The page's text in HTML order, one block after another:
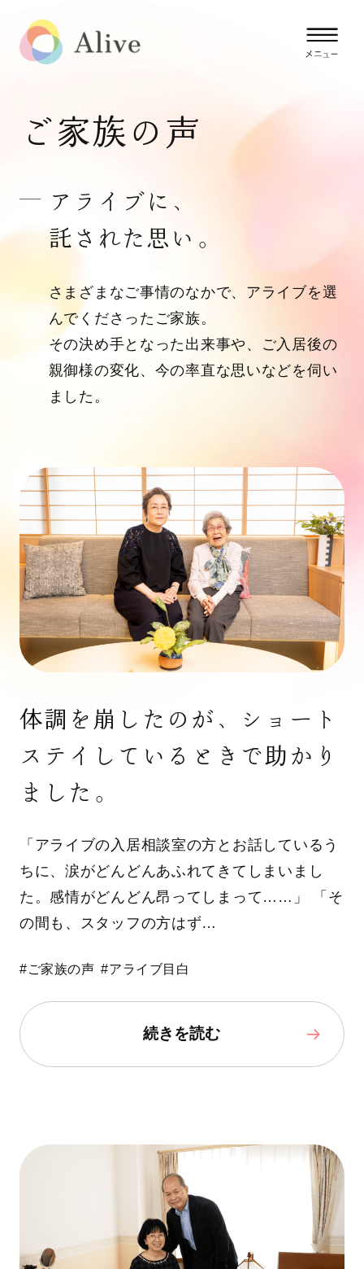
ご家族の声
アライブに、
託された思い。
さまざまなご事情のなかで、アライブを選
んでくださったご家族。
その決め手となった出来事や、ご入居後の
親御様の変化、今の率直な思いなどを伺い
ました。
体調を崩したのが、ショート
ステイしているときで助かり
ました。
「アライブの入居相談室の方とお話しているう
ちに、涙がどんどんあふれてきてしまいまし
た。感情がどんどん昂ってしまって……」 「そ
の間も、スタッフの方はず…
#ご家族の声 #アライブ目白
続きを読む